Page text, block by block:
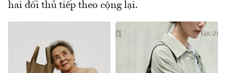
hai đối thủ tiếp theo cộng lại.